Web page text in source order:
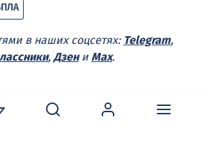
в наших соцсетях: Telegram,
, Дзени Max.